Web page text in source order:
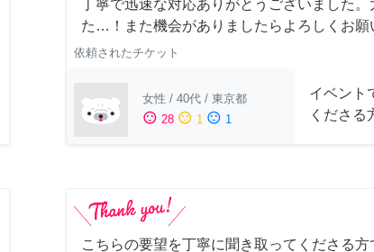
丁寧で迅速な対応ありがとうございました。
た…！また機会がありましたらよろしくお願
依頼されたチケット
女性 / 40代 / 東京都
sentiment_satisfied 28 sentiment_neutral 1 sentiment_dissatisfied 1
イベント
くださる
こちらの要望を丁寧に聞き取ってくださる